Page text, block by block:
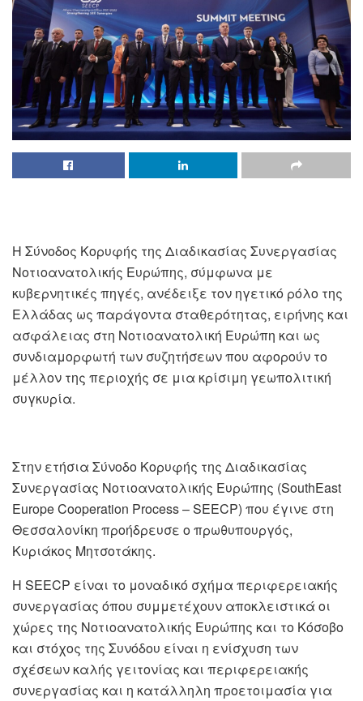
Η Σύνοδος Κορυφής της Διαδικασίας Συνεργασίας
Νοτιοανατολικής Ευρώπης, σύμφωνα με
κυβερνητικές πηγές, ανέδειξε τον ηγετικό ρόλο της
Ελλάδας ως παράγοντα σταθερότητας, ειρήνης και
ασφάλειας στη Νοτιοανατολική Ευρώπη και ως
συνδιαμορφωτή των συζητήσεων που αφορούν το
μέλλον της περιοχής σε μια κρίσιμη γεωπολιτική
συγκυρία.
Στην ετήσια Σύνοδο Κορυφής της Διαδικασίας
Συνεργασίας Νοτιοανατολικής Ευρώπης (SouthΕast
Europe Cooperation Process – SEECP) που έγινε στη
Θεσσαλονίκη προήδρευσε ο πρωθυπουργός,
Κυριάκος Μητσοτάκης.
Η SEECP είναι το μοναδικό σχήμα περιφερειακής
συνεργασίας όπου συμμετέχουν αποκλειστικά οι
χώρες της Νοτιοανατολικής Ευρώπης και το Κόσοβο
και στόχος της Συνόδου είναι η ενίσχυση των
σχέσεων καλής γειτονίας και περιφερειακής
συνεργασίας και η κατάλληλη προετοιμασία για